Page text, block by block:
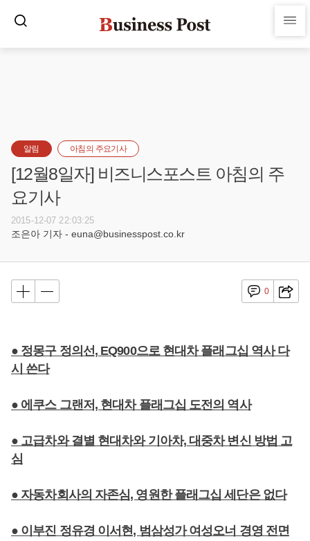
알림 아침의 주요기사
[12월8일자] 비즈니스포스트 아침의 주
요기사
2015-12-07 22:03:25
조은아 기자 - euna@businesspost.co.kr
0
● 정몽구 정의선, EQ900으로 현대차 플래그십 역사 다
시 쓴다
● 에쿠스 그랜저, 현대차 플래그십 도전의 역사
● 고급차와 결별 현대차와 기아차, 대중차 변신 방법 고
심
● 자동차회사의 자존심, 영원한 플래그십 세단은 없다
● 이부진 정유경 이서현, 범삼성가 여성오너 경영 전면